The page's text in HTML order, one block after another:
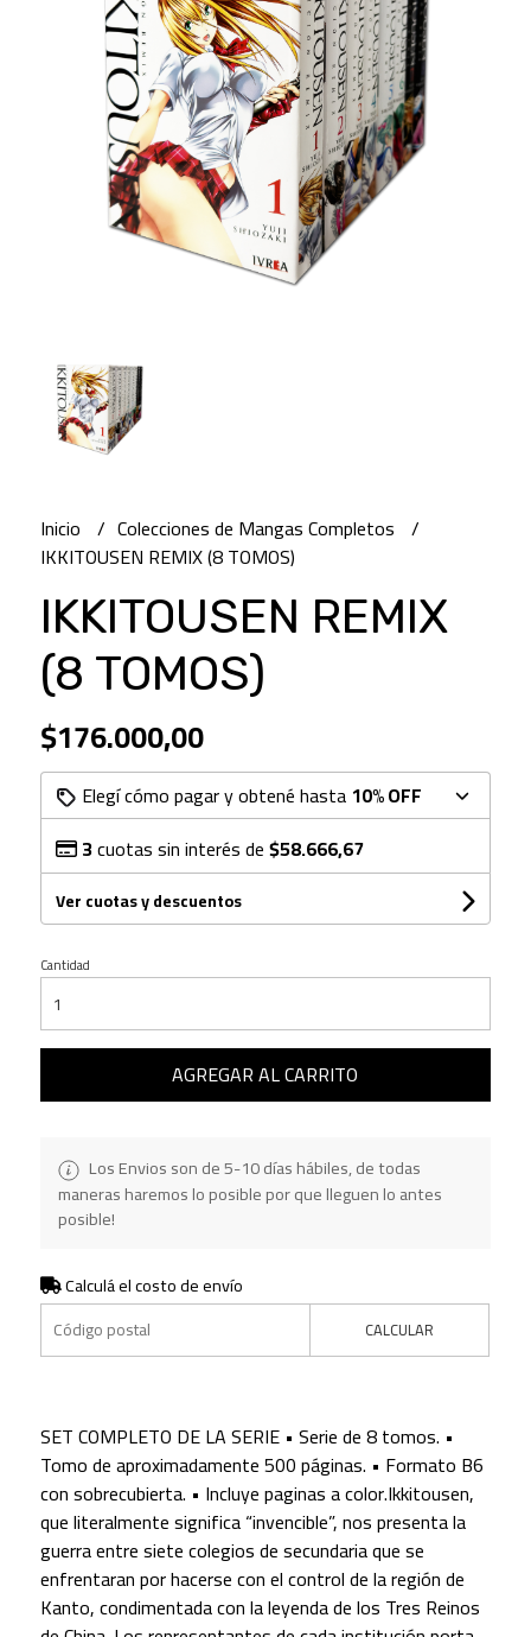
Inicio
Colecciones de Mangas Completos
IKKITOUSEN REMIX (8 TOMOS)
IKKITOUSEN REMIX
(8 TOMOS)
$176.000,00
Elegí cómo pagar y obtené hasta 10% OFF
3cuotas sin interés de$58.666,67
Ver cuotas y descuentos
Cantidad
AGREGAR AL CARRITO
Los Envios son de 5-10 días hábiles, de todas
maneras haremos lo posible por que lleguen lo antes
posible!
Calculá el costo de envío
CALCULAR
SET COMPLETO DE LA SERIE • Serie de 8 tomos. •
Tomo de aproximadamente 500 páginas. • Formato B6
con sobrecubierta. • Incluye paginas a color.Ikkitousen,
que literalmente significa “invencible”, nos presenta la
guerra entre siete colegios de secundaria que se
enfrentaran por hacerse con el control de la región de
Kanto, condimentada con la leyenda de los Tres Reinos